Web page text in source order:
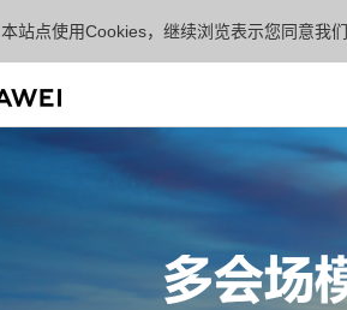
本站点使用Cookies，继续浏览表示您同意我